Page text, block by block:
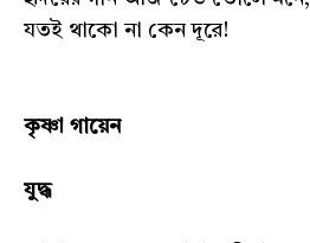
যতই থাকো না কেন দূরে!
কৃষ্ণা গায়েন
যুদ্ধ